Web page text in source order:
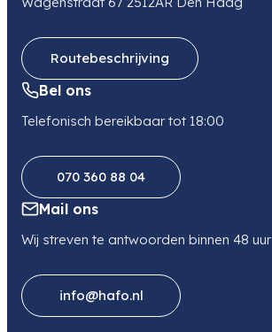
0297361320
Routebeschrijving
Bel ons
Telefonisch bereikbaar tot 18:00
070 360 88 04
Mail ons
Wij streven te antwoorden binnen 48 uur
info@hafo.nl